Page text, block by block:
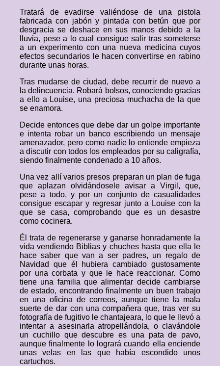
Tratará de evadirse valiéndose de una pistola
fabricada con jabón y pintada con betún que por
desgracia se deshace en sus manos debido a la
lluvia, pese a lo cual consigue salir tras someterse
a un experimento con una nueva medicina cuyos
efectos secundarios le hacen convertirse en rabino
durante unas horas.
Tras mudarse de ciudad, debe recurrir de nuevo a
la delincuencia. Robará bolsos, conociendo gracias
a ello a Louise, una preciosa muchacha de la que
se enamora.
Decide entonces que debe dar un golpe importante
e intenta robar un banco escribiendo un mensaje
amenazador, pero como nadie lo entiende empieza
a discutir con todos los empleados por su caligrafía,
siendo finalmente condenado a 10 años.
Una vez allí varios presos preparan un plan de fuga
que aplazan olvidándosele avisar a Virgil, que,
pese a todo, y por un conjunto de casualidades
consigue escapar y regresar junto a Louise con la
que se casa, comprobando que es un desastre
como cocinera.
Él trata de regenerarse y ganarse honradamente la
vida vendiendo Biblias y chuches hasta que ella le
hace saber que van a ser padres, un regalo de
Navidad que él hubiera cambiado gustosamente
por una corbata y que le hace reaccionar. Como
tiene una familia que alimentar decide cambiarse
de estado, encontrando finalmente un buen trabajo
en una oficina de correos, aunque tiene la mala
suerte de dar con una compañera que, tras ver su
fotografía de fugitivo le chantajeara, lo que le llevó a
intentar a asesinarla atropellándola, o clavándole
un cuchillo que descubre es una pata de pavo,
aunque finalmente lo logrará cuando ella enciende
unas velas en las que había escondido unos
cartuchos.